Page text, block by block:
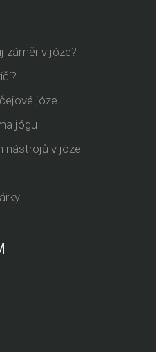
záměr v józe?
józe
jógu
nástrojů v józe